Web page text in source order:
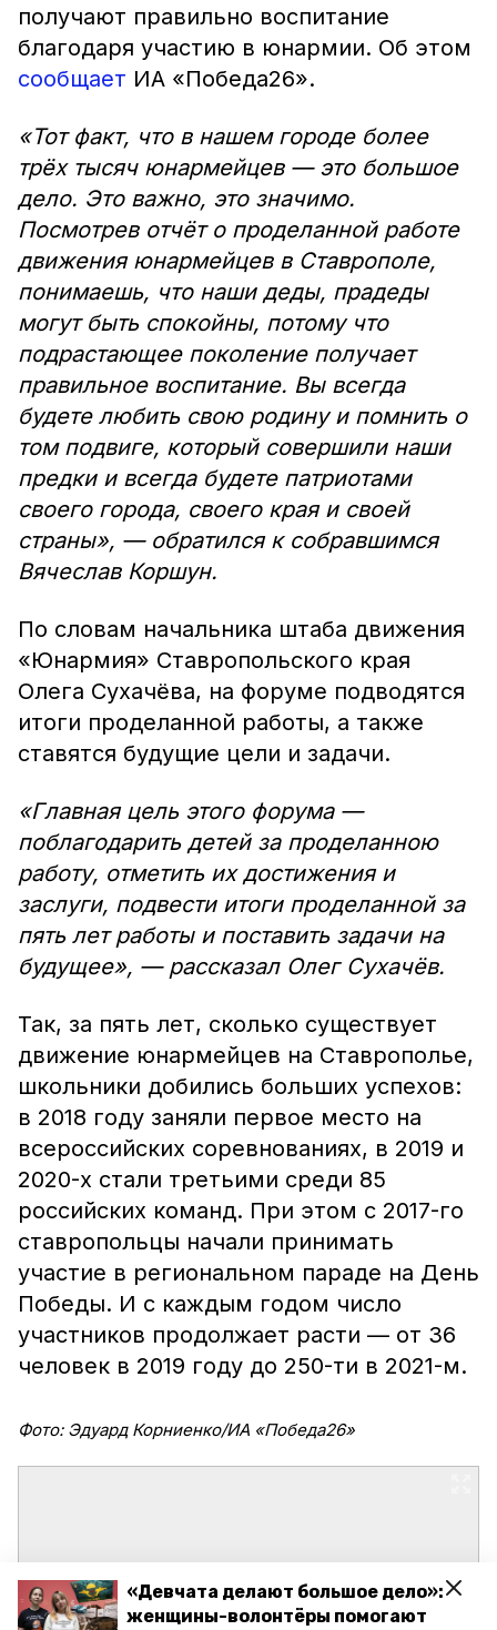
«Девчата делают большое дело»:
женщины-волонтёры помогают
получают правильно воспитание
благодаря участию в юнармии. Об этом
сообщает ИА «Победа26».
«Тот факт, что в нашем городе более
трёх тысяч юнармейцев — это большое
дело. Это важно, это значимо.
Посмотрев отчёт о проделанной работе
движения юнармейцев в Ставрополе,
понимаешь, что наши деды, прадеды
могут быть спокойны, потому что
подрастающее поколение получает
правильное воспитание. Вы всегда
будете любить свою родину и помнить о
том подвиге, который совершили наши
предки и всегда будете патриотами
своего города, своего края и своей
страны», — обратился к собравшимся
Вячеслав Коршун.
По словам начальника штаба движения
«Юнармия» Ставропольского края
Олега Сухачёва, на форуме подводятся
итоги проделанной работы, а также
ставятся будущие цели и задачи.
«Главная цель этого форума —
поблагодарить детей за проделанною
работу, отметить их достижения и
заслуги, подвести итоги проделанной за
пять лет работы и поставить задачи на
будущее», — рассказал Олег Сухачёв.
Так, за пять лет, сколько существует
движение юнармейцев на Ставрополье,
школьники добились больших успехов:
в 2018 году заняли первое место на
всероссийских соревнованиях, в 2019 и
2020-х стали третьими среди 85
российских команд. При этом с 2017-го
ставропольцы начали принимать
участие в региональном параде на День
Победы. И с каждым годом число
участников продолжает расти — от 36
человек в 2019 году до 250-ти в 2021-м.
Фото: Эдуард Корниенко/ИА «Победа26»